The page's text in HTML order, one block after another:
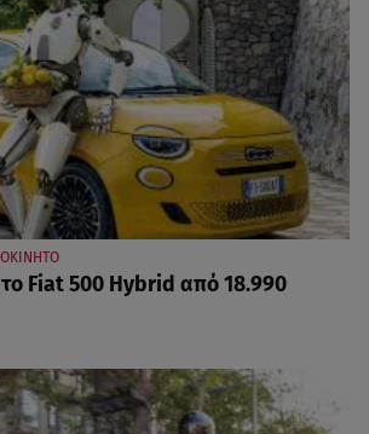
το Fiat 500 Hybrid από 18.990